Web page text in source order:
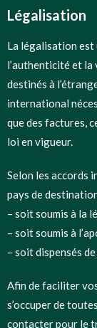
Légalisation
La légalisation est
l’authenticité et la
destinés à
international
que des factures,
loi en vigueur.
Selon les accords
pays de
– soit soumis à la
– soit soumis à
– soit dispensés
Afin de faciliter
s’occuper de
contacter pour le